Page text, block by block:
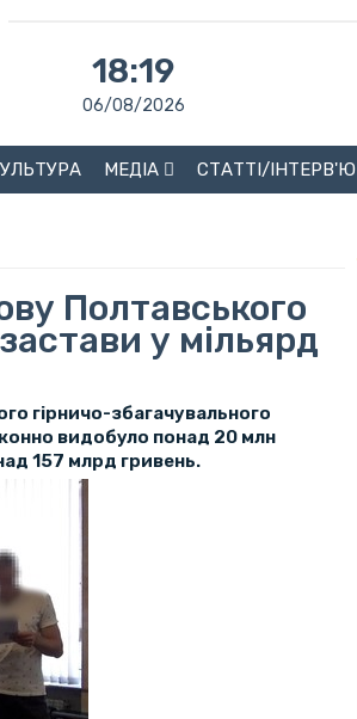
18:19
06/08/2026
МЕДІА СТАТТІ/ІНТЕРВ'Ю
Полтавського
у мільярд
гірничо-збагачувального
видобуло понад 20 млн
157 млрд гривень.